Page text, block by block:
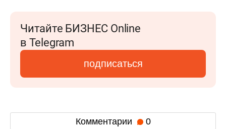
Читайте БИЗНЕС Online
в Telegram
подписаться
Комментарии 0